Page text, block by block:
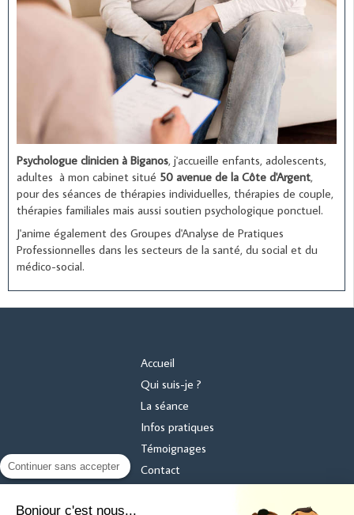
Psychologue clinicien à Biganos, j'accueille enfants, adolescents,
adultes à mon cabinet situé 50 avenue de la Côte d'Argent,
pour des séances de thérapies individuelles, thérapies de couple,
thérapies familiales mais aussi soutien psychologique ponctuel.
J'anime également des Groupes d'Analyse de Pratiques
Professionnelles dans les secteurs de la santé, du social et du
médico-social.
Accueil
Qui suis-je ?
La séance
Infos pratiques
Témoignages
Contact
Continuer sans accepter
Bonjour c'est nous...